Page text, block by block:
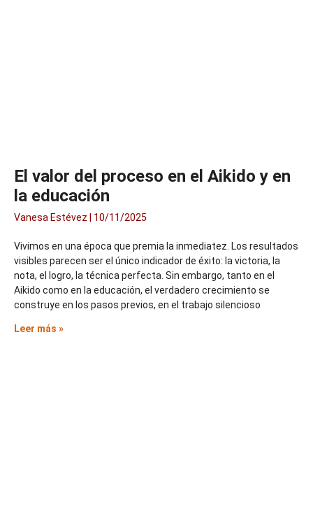
El valor del proceso en el Aikido y en
la educación
Vanesa Estévez 10/11/2025
Vivimos en una época que premia la inmediatez. Los resultados
visibles parecen ser el único indicador de éxito: la victoria, la
nota, el logro, la técnica perfecta. Sin embargo, tanto en el
Aikido como en la educación, el verdadero crecimiento se
construye en los pasos previos, en el trabajo silencioso
Leer más »